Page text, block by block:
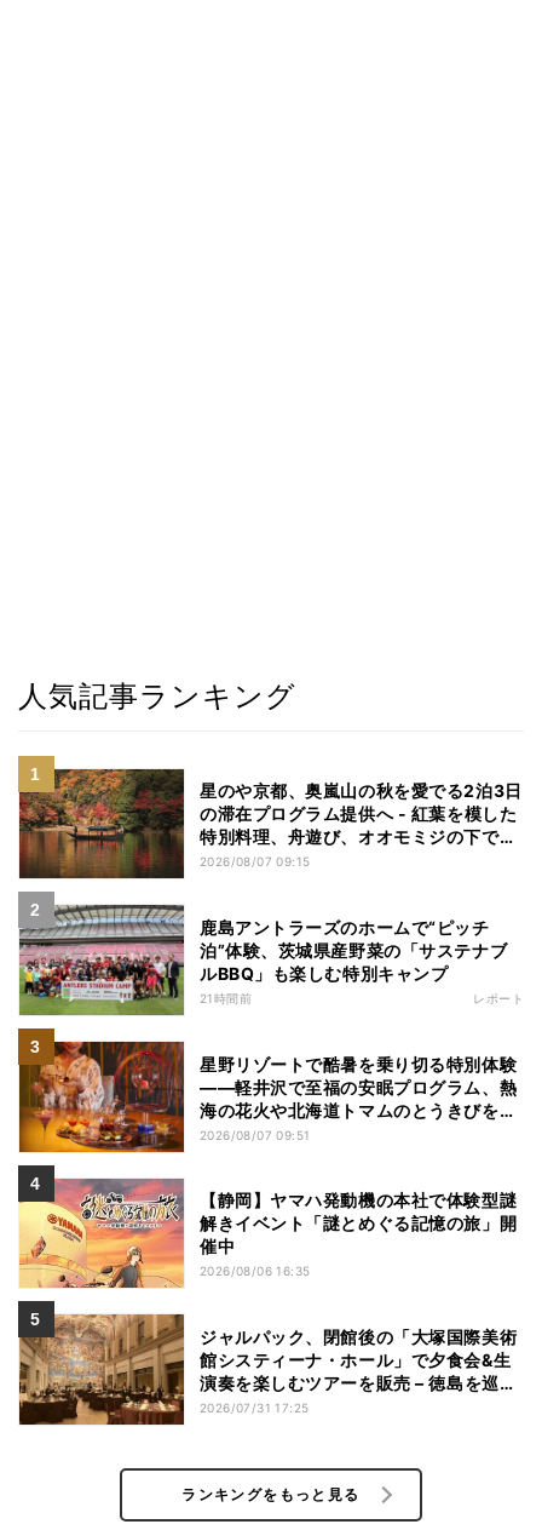
人気記事ランキング
星のや京都、奥嵐山の秋を愛でる2泊3日
の滞在プログラム提供へ - 紅葉を模した
特別料理、舟遊び、オオモミジの下でお
こなう深呼吸など
2026/08/07 09:15
鹿島アントラーズのホームで“ピッチ
泊”体験、茨城県産野菜の「サステナブ
ルBBQ」も楽しむ特別キャンプ
21時間前 レポート
星野リゾートで酷暑を乗り切る特別体験
——軽井沢で至福の安眠プログラム、熱
海の花火や北海道トマムのとうきびを主
役にしたアフタヌーンティー
2026/08/07 09:51
【静岡】ヤマハ発動機の本社で体験型謎
解きイベント「謎とめぐる記憶の旅」開
催中
2026/08/06 16:35
ジャルパック、閉館後の「大塚国際美術
館システィーナ・ホール」で夕食会&生
演奏を楽しむツアーを販売 – 徳島を巡る
5つのコース
2026/07/31 17:25
ランキングをもっと見る